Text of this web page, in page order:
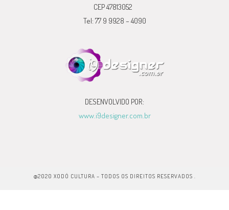
CEP 47813052
Tel: 77 9 9928 – 4090
DESENVOLVIDO POR:
www.i9designer.com.br
@2020 XODÓ CULTURA – TODOS OS DIREITOS RESERVADOS .